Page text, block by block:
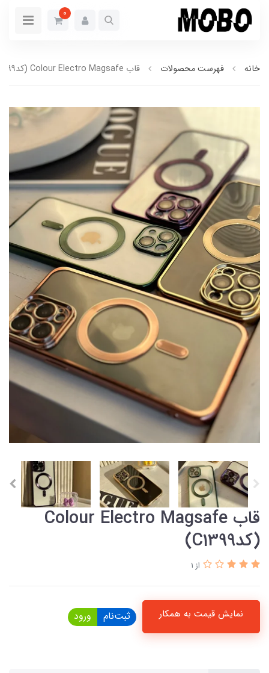
0
خانه فهرست محصولات قاب Colour Electro Magsafe (کدC1399)
قاب Colour Electro Magsafe
(کدC1399)
از 1
نمایش قیمت به همکار ثبت‌نام ورود